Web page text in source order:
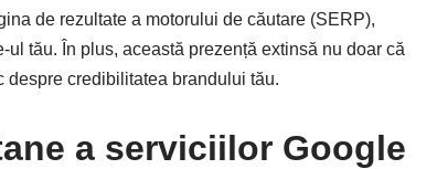
de rezultate a motorului de căutare (SERP),
tău. În plus, această prezență extinsă nu doar că
despre credibilitatea brandului tău.
a serviciilor Google